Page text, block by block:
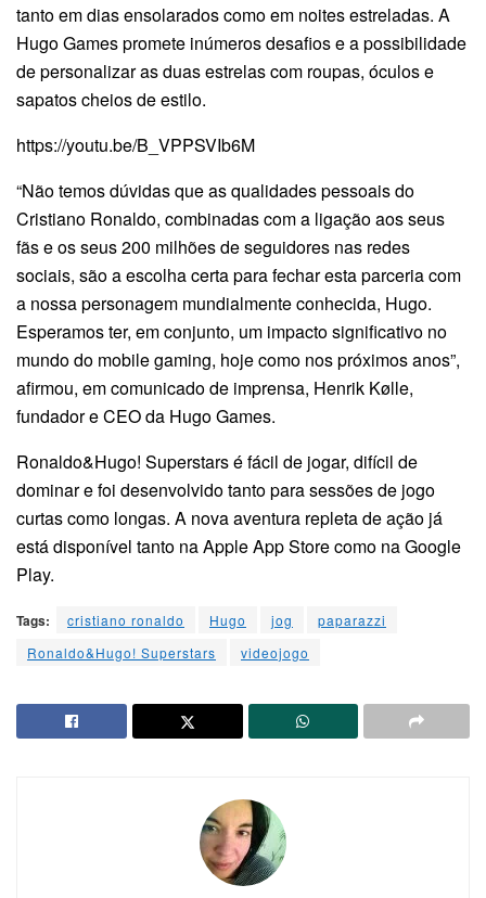
tanto em dias ensolarados como em noites estreladas. A
Hugo Games promete inúmeros desafios e a possibilidade
de personalizar as duas estrelas com roupas, óculos e
sapatos cheios de estilo.
https://youtu.be/B_VPPSVIb6M
“Não temos dúvidas que as qualidades pessoais do
Cristiano Ronaldo, combinadas com a ligação aos seus
fãs e os seus 200 milhões de seguidores nas redes
sociais, são a escolha certa para fechar esta parceria com
a nossa personagem mundialmente conhecida, Hugo.
Esperamos ter, em conjunto, um impacto significativo no
mundo do mobile gaming, hoje como nos próximos anos”,
afirmou, em comunicado de imprensa, Henrik Kølle,
fundador e CEO da Hugo Games.
Ronaldo&Hugo! Superstars é fácil de jogar, difícil de
dominar e foi desenvolvido tanto para sessões de jogo
curtas como longas. A nova aventura repleta de ação já
está disponível tanto na Apple App Store como na Google
Play.
Tags: cristiano ronaldo Hugo jog
paparazzi
Ronaldo&Hugo! Superstars
videojogo